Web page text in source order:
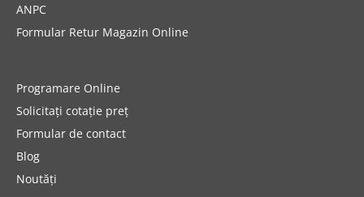
ANPC
Formular Retur Magazin Online
Programare Online
Solicitați cotație preț
Formular de contact
Blog
Noutăți